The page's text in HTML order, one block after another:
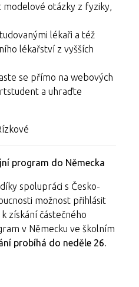
otázky z fyziky,
lékaři a též
lékařství z vyšších
se přímo na webových
a uhraďte
program do Německa
spolupráci s Česko-
možnost přihlásit
získání částečného
v Německu ve školním
probíhá do neděle 26.